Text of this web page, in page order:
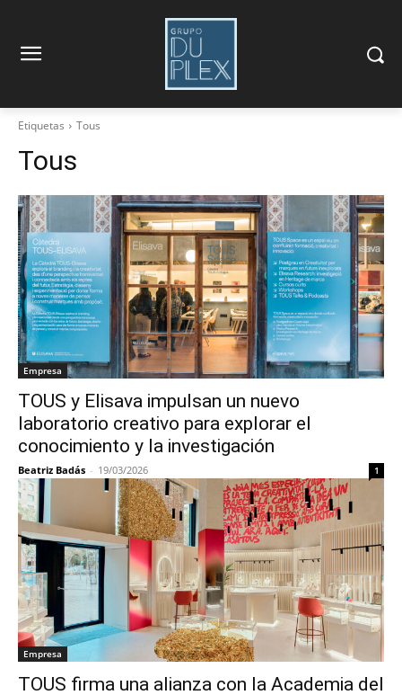
Etiquetas Tous
Tous
Empresa
TOUS y Elisava impulsan un nuevo
laboratorio creativo para explorar el
conocimiento y la investigación
Beatriz Badás - 19/03/2026 1
Empresa
TOUS firma una alianza con la Academia del